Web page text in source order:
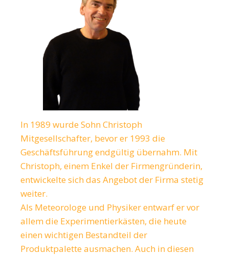
In 1989 wurde Sohn Christoph
Mitgesellschafter, bevor er 1993 die
Geschäftsführung endgültig übernahm. Mit
Christoph, einem Enkel der Firmengründerin,
entwickelte sich das Angebot der Firma stetig
weiter.
Als Meteorologe und Physiker entwarf er vor
allem die Experimentierkästen, die heute
einen wichtigen Bestandteil der
Produktpalette ausmachen. Auch in diesen